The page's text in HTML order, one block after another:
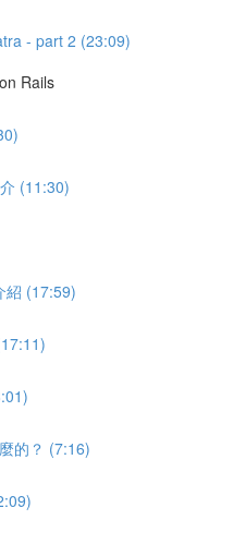
- part 2 (23:09)
Rails
(11:30)
紹 (17:59)
的？ (7:16)